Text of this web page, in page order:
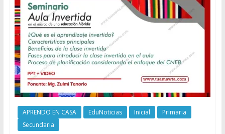
APRENDO EN CASA EduNoticias Inicial
Primaria
Secundaria